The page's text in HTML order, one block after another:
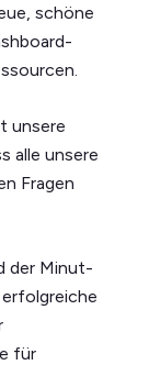
schöne
unsere
alle unsere
Fragen
der Minut-
für